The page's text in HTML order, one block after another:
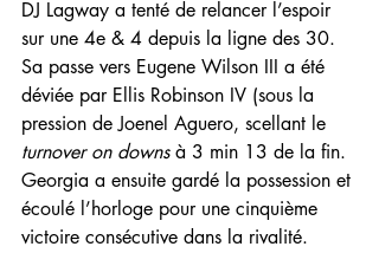
DJ Lagway a tenté de relancer l’espoir
sur une 4e & 4 depuis la ligne des 30.
Sa passe vers Eugene Wilson III a été
déviée par Ellis Robinson IV (sous la
pression de Joenel Aguero, scellant le
turnover on downs à 3 min 13 de la fin.
Georgia a ensuite gardé la possession et
écoulé l’horloge pour une cinquième
victoire consécutive dans la rivalité.